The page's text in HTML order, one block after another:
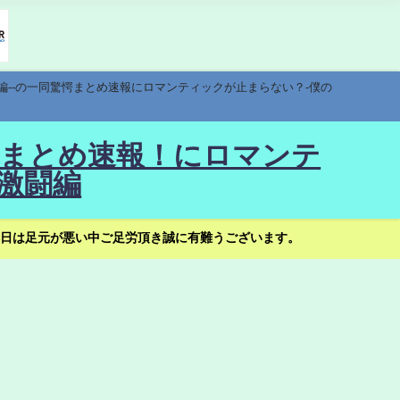
の一同驚愕まとめ速報にロマンティックが止まらない？-僕の
とめ速報！にロマンテ
闘編
足元が悪い中ご足労頂き誠に有難うございます。